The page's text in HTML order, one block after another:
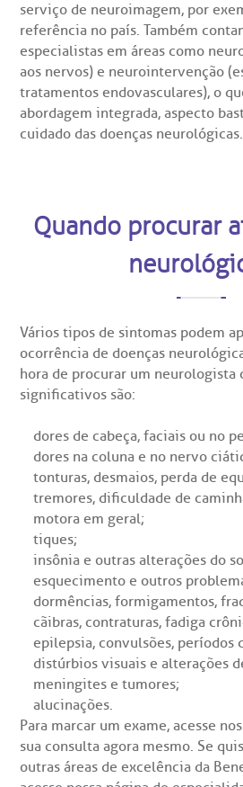
serviço de neuroimagem, por
referência no país. Também
especialistas em áreas como
aos nervos) e neurointervenção
tratamentos endovasculares), o
abordagem integrada, aspecto
cuidado das doenças neurológicas.
Quando procurar
Vários tipos de sintomas podem
ocorrência de doenças
hora de procurar um neurologista
significativos são:
dores de cabeça, faciais ou no
dores na coluna e no nervo
tonturas, desmaios, perda de
tremores, dificuldade de
motora em geral;
tiques;
insônia e outras alterações do
esquecimento e outros
dormências, formigamentos,
cãibras, contraturas, fadiga
epilepsia, convulsões, períodos
distúrbios visuais e alterações
meningites e tumores;
alucinações.
Para marcar um exame, acesse
sua consulta agora mesmo. Se
outras áreas de excelência da